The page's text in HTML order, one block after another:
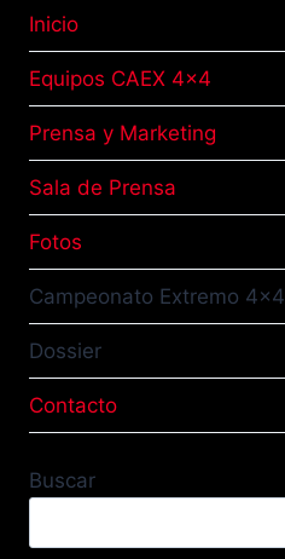
Inicio
Equipos CAEX 4×4
Prensa y Marketing
Sala de Prensa
Fotos
Campeonato Extremo 4×4
Dossier
Contacto
Buscar